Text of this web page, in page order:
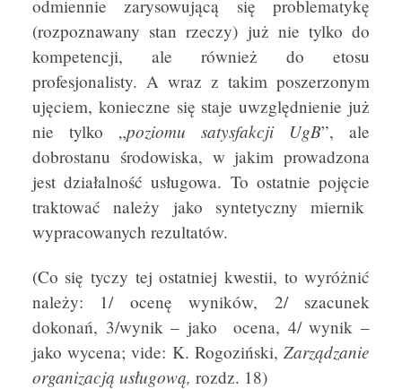
odmiennie zarysowującą się problematykę
(rozpoznawany stan rzeczy) już nie tylko do
kompetencji, ale również do etosu
profesjonalisty. A wraz z takim poszerzonym
ujęciem, konieczne się staje uwzględnienie już
nie tylko „poziomu satysfakcji UgB”, ale
dobrostanu środowiska, w jakim prowadzona
jest działalność usługowa. To ostatnie pojęcie
traktować należy jako syntetyczny miernik
wypracowanych rezultatów.
(Co się tyczy tej ostatniej kwestii, to wyróżnić
należy: 1/ ocenę wyników, 2/ szacunek
dokonań, 3/wynik – jako ocena, 4/ wynik –
jako wycena; vide: K. Rogoziński,Zarządzanie
organizacją usługową, rozdz. 18)